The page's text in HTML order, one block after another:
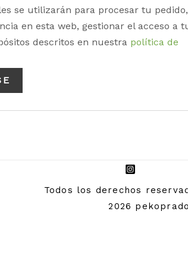
se utilizarán para procesar tu pedido,
en esta web, gestionar el acceso a
descritos en nuestra política de
Todos los derechos
2026